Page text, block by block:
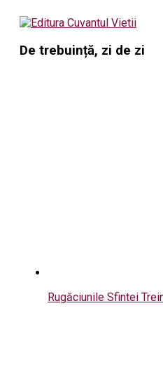
De trebuință, zi de zi
Rugăciunile Sfintei